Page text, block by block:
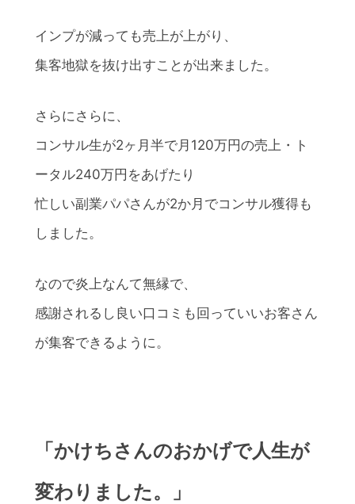
インプが減っても売上が上がり、
集客地獄を抜け出すことが出来ました。
さらにさらに、
コンサル生が2ヶ月半で月120万円の売上・ト
ータル240万円をあげたり
忙しい副業パパさんが2か月でコンサル獲得も
しました。
なので炎上なんて無縁で、
感謝されるし良い口コミも回っていいお客さん
が集客できるように。
「かけちさんのおかげで人生が
変わりました。」